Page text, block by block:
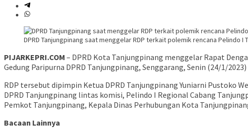
DPRD Tanjungpinang saat menggelar RDP terkait polemik rencana Pelindo
PIJARKEPRI.COM – DPRD Kota Tanjungpinang menggelar Rapat
Gedung Paripurna DPRD Tanjungpinang, Senggarang, Senin (24/1/2023)
RDP tersebut dipimpin Ketua DPRD Tanjungpinang Yuniarni Pustoko
DPRD Tanjungpinang lintas komisi, Pelindo I Regional Cabang
Pemkot Tanjungpinang, Kepala Dinas Perhubungan Kota
Bacaan Lainnya